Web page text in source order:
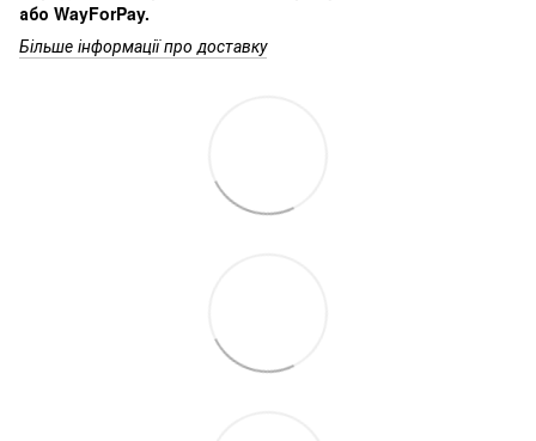
або WayForPay.
Більше інформації про доставку